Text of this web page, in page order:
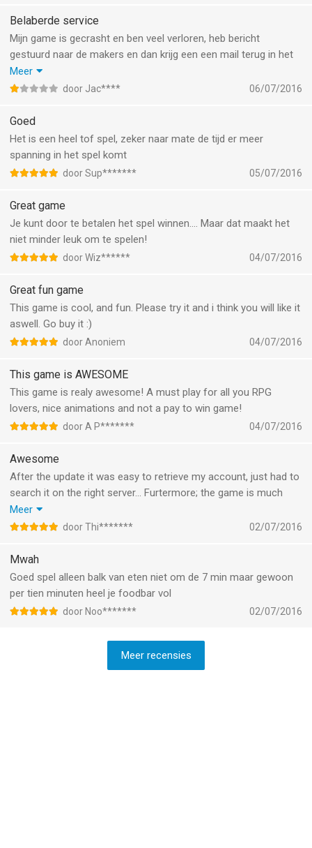
Belaberde service
Mijn game is gecrasht en ben veel verloren, heb bericht
gestuurd naar de makers en dan krijg een een mail terug in het
engels met de vraag naar onmogelijke gegeven zoals de
hoeveelheid gold dat je had. Helaas is mijn plezier in het spel
Mijn tip : begin niet aan deze ellende en de ellendige hulp die je
kan krijgen. Daarom 0 sterren
Meer
door Jac**** 06/07/2016
Goed
Het is een heel tof spel, zeker naar mate de tijd er meer
spanning in het spel komt
door Sup******* 05/07/2016
Great game
Je kunt door te betalen het spel winnen.... Maar dat maakt het
niet minder leuk om te spelen!
door Wiz****** 04/07/2016
Great fun game
This game is cool, and fun. Please try it and i think you will like it
aswell. Go buy it :)
door Anoniem 04/07/2016
This game is AWESOME
This game is realy awesome! A must play for all you RPG
lovers, nice animations and not a pay to win game!
door A P******* 04/07/2016
Awesome
After the update it was easy to retrieve my account, just had to
search it on the right server... Furtermore; the game is much
more Fun than the most games i play like hayday. Also my girl is
hooked on this game, no surprise, because this game is
Meer
door Thi******* 02/07/2016
Mwah
Goed spel alleen balk van eten niet om de 7 min maar gewoon
per tien minuten heel je foodbar vol
door Noo******* 02/07/2016
Meer recensies